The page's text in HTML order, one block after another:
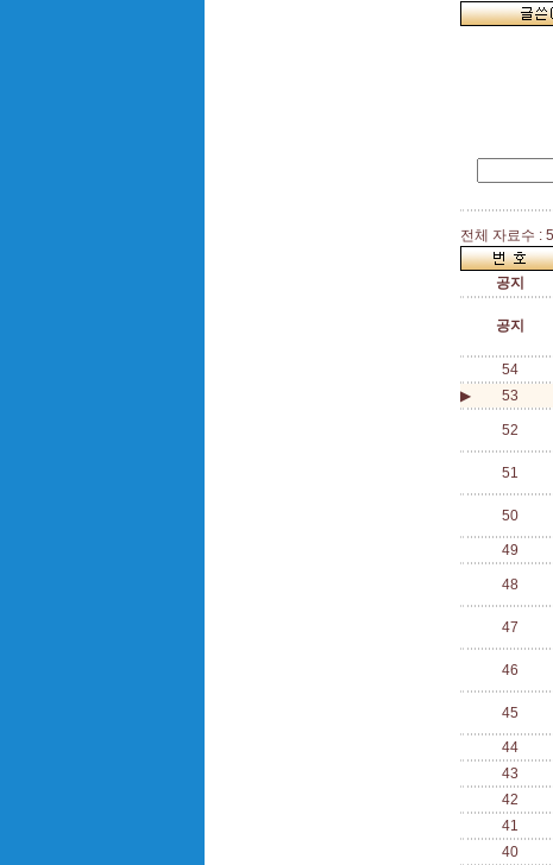
전체 자료수 :
공지
공지
54
▶
53
52
51
50
49
48
47
46
45
44
43
42
41
40